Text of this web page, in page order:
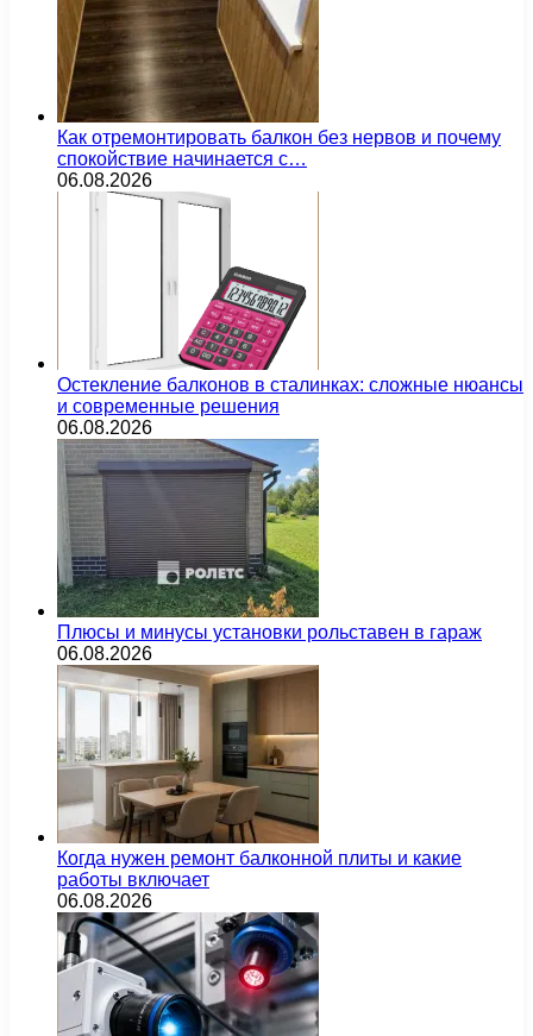
Как отремонтировать балкон без нервов и почему
спокойствие начинается с…
06.08.2026
Остекление балконов в сталинках: сложные нюансы
и современные решения
06.08.2026
Плюсы и минусы установки рольставен в гараж
06.08.2026
Когда нужен ремонт балконной плиты и какие
работы включает
06.08.2026